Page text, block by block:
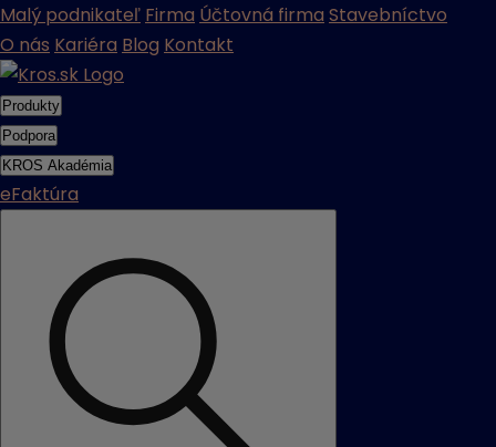
Malý podnikateľ Firma Účtovná firma Stavebníctvo
O nás Kariéra Blog Kontakt
Produkty
Podpora
KROS Akadémia
eFaktúra